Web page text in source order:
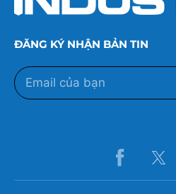
ĐĂNG KÝ NHẬN BẢN TIN